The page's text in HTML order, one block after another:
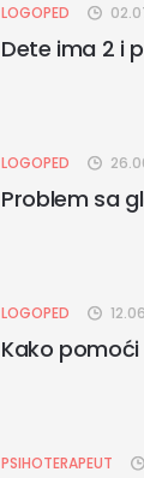
LOGOPED
Dete ima 2 i
LOGOPED
Problem sa
LOGOPED
Kako
PSIHOTERAPEUT